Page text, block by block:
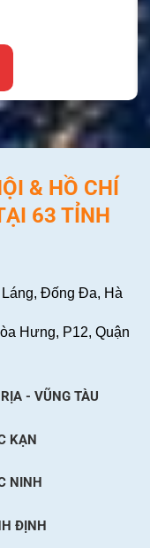
& HỒ CHÍ
63 TỈNH
Đống Đa, Hà
Hưng, P12, Quận
- VŨNG TÀU
KẠN
NINH
ĐỊNH